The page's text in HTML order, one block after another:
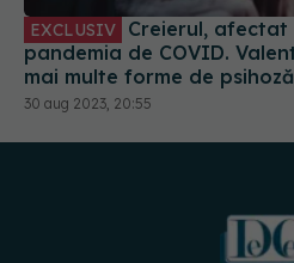
EXCLUSIV
pandemia de COVID.
mai multe forme de
accelerare a unor
30 aug 2023, 20:55